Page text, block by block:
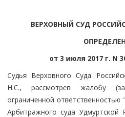
ВЕРХОВНЫЙ СУД
от 3 июля 2017 г. N
Судья Верховного Суда
Н.С., рассмотрев жалобу
ограниченной
Арбитражного суда Удмуртской